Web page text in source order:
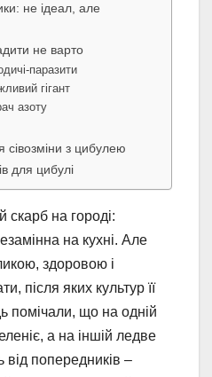
не ідеал, але
не варто
паразити
гігант
азоту
сівозміни з цибулею
для цибулі
скарб на городі:
на кухні. Але
здоровою і
після яких культур її
помічали, що на одній
а на іншій ледве
від попередників –